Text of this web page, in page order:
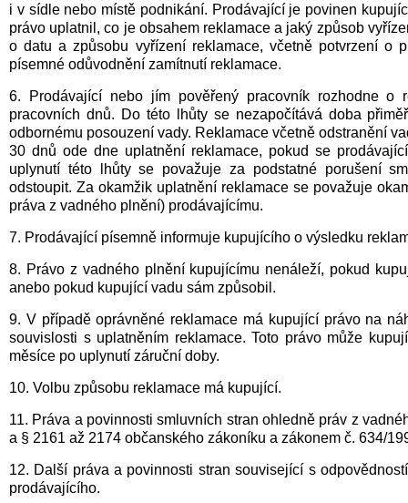
i v sídle nebo místě podnikání. Prodávající je povinen
právo uplatnil, co je obsahem reklamace a jaký způsob
o datu a způsobu vyřízení reklamace, včetně potvrzení o
písemné odůvodnění zamítnutí reklamace.
6. Prodávající nebo jím pověřený pracovník rozhodne o
pracovních dnů. Do této lhůty se nezapočítává doba
odbornému posouzení vady. Reklamace včetně odstranění
30 dnů ode dne uplatnění reklamace, pokud se
uplynutí této lhůty se považuje za podstatné porušení
odstoupit. Za okamžik uplatnění reklamace se považuje
práva z vadného plnění) prodávajícímu.
7. Prodávající písemně informuje kupujícího o výsledku
8. Právo z vadného plnění kupujícímu nenáleží, pokud
anebo pokud kupující vadu sám způsobil.
9. V případě oprávněné reklamace má kupující právo na
souvislosti s uplatněním reklamace. Toto právo může
měsíce po uplynutí záruční doby.
10. Volbu způsobu reklamace má kupující.
11. Práva a povinnosti smluvních stran ohledně práv z
a § 2161 až 2174 občanského zákoníku a zákonem č. 634/
12. Další práva a povinnosti stran související s
prodávajícího.